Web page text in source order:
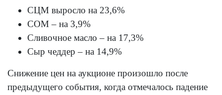
СЦМ выросло на 23,6%
СОМ – на 3,9%
Сливочное масло – на 17,3%
Сыр чеддер – на 14,9%
Снижение цен на аукционе произошло после
предыдущего события, когда отмечалось падение